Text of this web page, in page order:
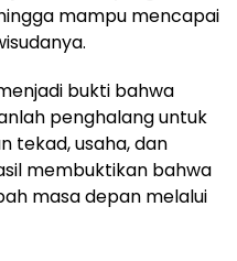
mampu mencapai
bukti bahwa
penghalang untuk
tekad, usaha, dan
membuktikan bahwa
masa depan melalui